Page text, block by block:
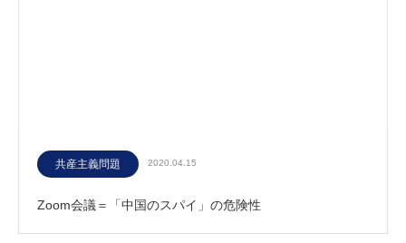
共産主義問題 2020.04.15
Zoom会議＝「中国のスパイ」の危険性